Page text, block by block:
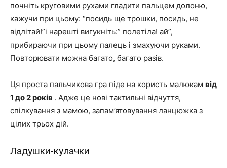
почніть круговими рухами гладити пальцем долоню,
кажучи при цьому: “посидь ще трошки, посидь, не
відлітай!”і нарешті вигукніть:” полетіла! ай”,
прибираючи при цьому палець і змахуючи руками.
Повторювати можна багато, багато разів.
Ця проста пальчикова гра піде на користь малюкам від
1 до 2 років . Адже це нові тактильні відчуття,
спілкування з мамою, запам’ятовування ланцюжка з
цілих трьох дій.
Ладушки-кулачки